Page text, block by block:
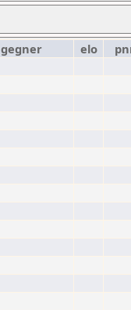
gegner elo